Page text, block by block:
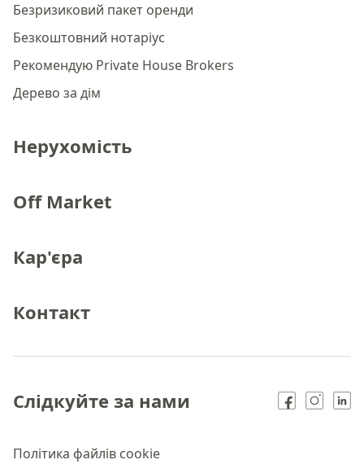
Безризиковий пакет оренди
Безкоштовний нотаріус
Рекомендую Private House Brokers
Дерево за дім
Нерухомість
Off Market
Кар'єра
Контакт
Політика файлів cookie
Слідкуйте за нами